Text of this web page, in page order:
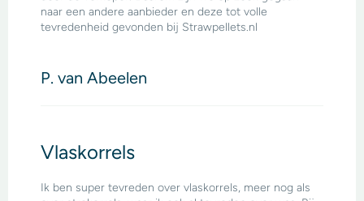
naar een andere aanbieder en deze tot volle
tevredenheid gevonden bij Strawpellets.nl
P. van Abeelen
Vlaskorrels
Ik ben super tevreden over vlaskorrels, meer nog als